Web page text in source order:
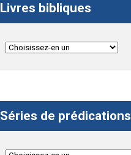
Livres bibliques
Séries de prédications